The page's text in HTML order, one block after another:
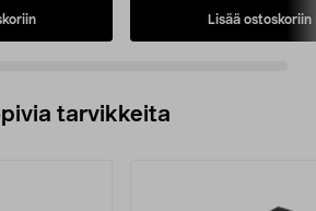
Lisää ostoskoriin
tarvikkeita